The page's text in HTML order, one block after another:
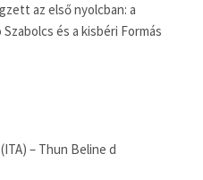
az első nyolcban: a
és a kisbéri Formás
– Thun Beline d